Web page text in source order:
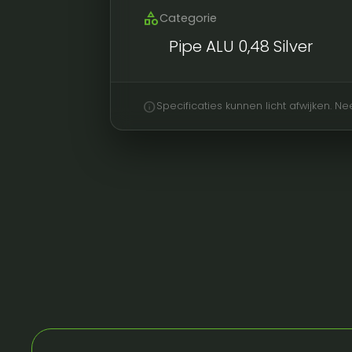
categoryCategorie
Pipe ALU 0,48 Silver
infoSpecificaties kunnen licht afwijken.